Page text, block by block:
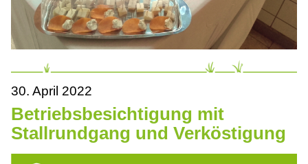
30. April 2022
Betriebsbesichtigung mit
Stallrundgang und Verköstigung